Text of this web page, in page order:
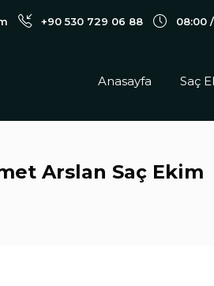
+90 530 729 06 88 08:00
Anasayfa Saç
Arslan Saç Ekim